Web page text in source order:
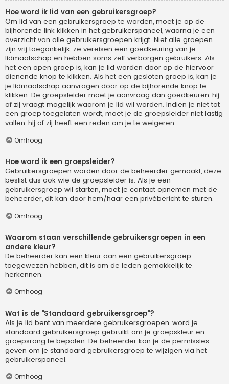
Hoe word ik lid van een gebruikersgroep?
Om lid van een gebruikersgroep te worden, moet je op de
bijhorende link klikken in het gebruikerspaneel, waarna je een
overzicht van alle gebruikersgroepen krijgt. Niet alle groepen
zijn vrij toegankelijk, ze vereisen een goedkeuring van je
lidmaatschap en hebben soms zelf verborgen gebruikers. Als
het een open groep is, kan je lid worden door op de hiervoor
dienende knop te klikken. Als het een gesloten groep is, kan je
je lidmaatschap aanvragen door op de bijhorende knop te
klikken. De groepsleider moet je aanvraag dan goedkeuren, hij
of zij vraagt mogelijk waarom je lid wil worden. Indien je niet tot
een groep toegelaten wordt, moet je de groepsleider niet lastig
vallen, hij of zij heeft een reden om je te weigeren.
Omhoog
Hoe word ik een groepsleider?
Gebruikersgroepen worden door de beheerder gemaakt, deze
beslist dus ook wie de groepsleider is. Als je een
gebruikersgroep wil starten, moet je contact opnemen met de
beheerder, dit kan door hem/haar een privébericht te sturen.
Omhoog
Waarom staan verschillende gebruikersgroepen in een
andere kleur?
De beheerder kan een kleur aan een gebruikersgroep
toegewezen hebben, dit is om de leden gemakkelijk te
herkennen.
Omhoog
Wat is de "Standaard gebruikersgroep"?
Als je lid bent van meerdere gebruikersgroepen, word je
standaard gebruikersgroep gebruikt om je groepskleur en
groepsrang te bepalen. De beheerder kan je de permissies
geven om je standaard gebruikersgroep te wijzigen via het
gebruikerspaneel.
Omhoog